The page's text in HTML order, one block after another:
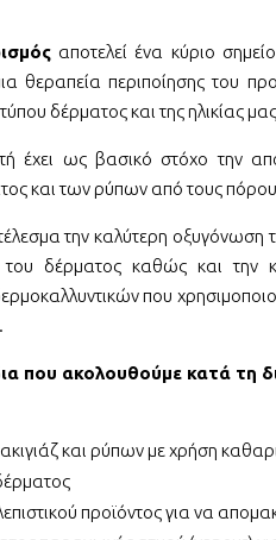
αποτελεί ένα κύριο
θεραπεία περιποίησης του
δέρματος και της ηλικίας
έχει ως βασικό στόχο την
και των ρύπων από τους
την καλύτερη οξυγόνωση
του δέρματος καθώς και την
που
που ακολουθούμε κατά τη
και ρύπων με χρήση
προϊόντος για να